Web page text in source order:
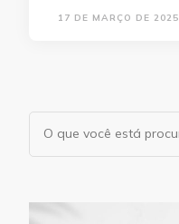
17 DE MARÇO DE 2025
Procurando
algo?